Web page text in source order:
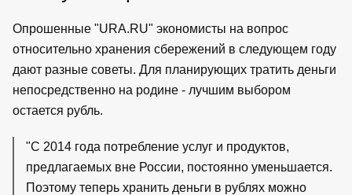
Опрошенные "URA.RU" экономисты на вопрос
относительно хранения сбережений в следующем году
дают разные советы. Для планирующих тратить деньги
непосредственно на родине - лучшим выбором
остается рубль.
"С 2014 года потребление услуг и продуктов,
предлагаемых вне России, постоянно уменьшается.
Поэтому теперь хранить деньги в рублях можно